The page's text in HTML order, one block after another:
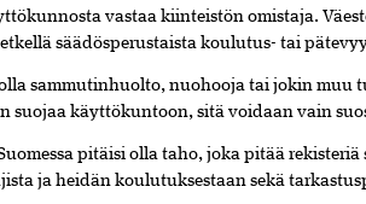
vastaa kiinteistön omistaja.
säädösperustaista koulutus- tai
sammutinhuolto, nuohooja tai jokin muu
suojaa käyttökuntoon, sitä voidaan vain
pitäisi olla taho, joka pitää
ja heidän koulutuksestaan sekä